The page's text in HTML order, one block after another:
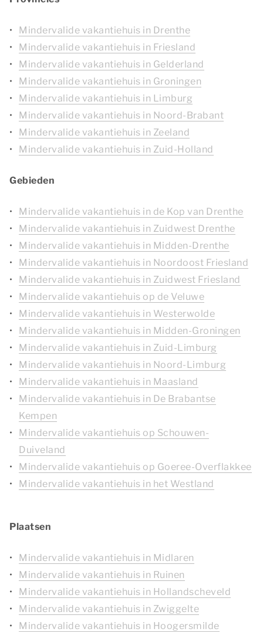
Mindervalide vakantiehuis in Drenthe
Mindervalide vakantiehuis in Friesland
Mindervalide vakantiehuis in Gelderland
Mindervalide vakantiehuis in Groningen
Mindervalide vakantiehuis in Limburg
Mindervalide vakantiehuis in Noord-Brabant
Mindervalide vakantiehuis in Zeeland
Mindervalide vakantiehuis in Zuid-Holland
Gebieden
Mindervalide vakantiehuis in de Kop van Drenthe
Mindervalide vakantiehuis in Zuidwest Drenthe
Mindervalide vakantiehuis in Midden-Drenthe
Mindervalide vakantiehuis in Noordoost Friesland
Mindervalide vakantiehuis in Zuidwest Friesland
Mindervalide vakantiehuis op de Veluwe
Mindervalide vakantiehuis in Westerwolde
Mindervalide vakantiehuis in Midden-Groningen
Mindervalide vakantiehuis in Zuid-Limburg
Mindervalide vakantiehuis in Noord-Limburg
Mindervalide vakantiehuis in Maasland
Mindervalide vakantiehuis in De Brabantse
Kempen
Mindervalide vakantiehuis op Schouwen-
Duiveland
Mindervalide vakantiehuis op Goeree-Overflakkee
Mindervalide vakantiehuis in het Westland
Plaatsen
Mindervalide vakantiehuis in Midlaren
Mindervalide vakantiehuis in Ruinen
Mindervalide vakantiehuis in Hollandscheveld
Mindervalide vakantiehuis in Zwiggelte
Mindervalide vakantiehuis in Hoogersmilde